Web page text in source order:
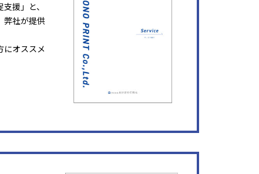
援」と、
弊社が提供
にオススメ